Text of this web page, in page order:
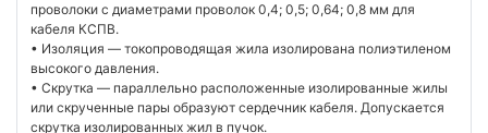
проволоки с диаметрами проволок 0,4; 0,5; 0,64; 0,8 мм для
кабеля КСПВ.
• Изоляция — токопроводящая жила изолирована полиэтиленом
высокого давления.
• Скрутка — параллельно расположенные изолированные жилы
или скрученные пары образуют сердечник кабеля. Допускается
скрутка изолированных жил в пучок.